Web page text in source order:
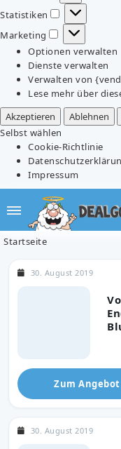
Statistiken
Statistiken
Marketing
Marketing
Optionen verwalten
Dienste verwalten
Verwalten von
Lese mehr über
Akzeptieren
Ablehnen
Selbst wählen
Cookie-Richtlinie
Impressum
Startseite
30. August 2019
Zum Angebot
30. August 2019